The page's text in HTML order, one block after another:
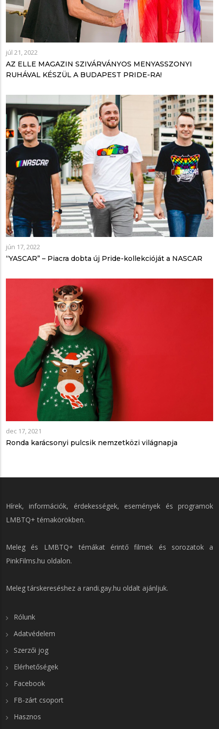
júl 21, 2022
AZ ELLE MAGAZIN SZIVÁRVÁNYOS MENYASSZONYI
RUHÁVAL KÉSZÜL A BUDAPEST PRIDE-RA!
jún 17, 2022
“YASCAR” – Piacra dobta új Pride-kollekcióját a NASCAR
dec 17, 2021
Ronda karácsonyi pulcsik nemzetközi világnapja
Hírek, információk, érdekességek, események és programok
LMBTQ+ témakörökben.
Meleg és LMBTQ+ témákat érintő filmek és sorozatok a
PinkFilms.hu oldalon.
Meleg társkereséshez a randi.gay.hu oldalt ajánljuk.
Rólunk
Adatvédelem
Szerzői jog
Elérhetőségek
Facebook
FB-zárt csoport
Hasznos